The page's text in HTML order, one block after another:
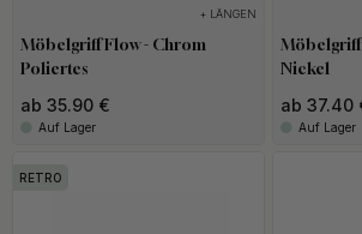
+ LÄNGEN
Möbelgriff Flow - Chrom
Poliertes
ab 35.90 €
Auf Lager
Möbelgriff
Nickel
ab 37.40
Auf Lager
RETRO